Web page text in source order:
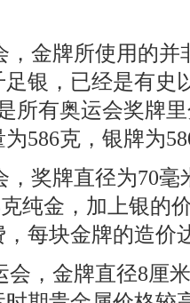
金牌所使用的并
银，已经是有史
所有奥运会奖牌
586克，银牌为
，奖牌直径为70
纯金，加上银的
每块金牌的造价
会，金牌直径8厘